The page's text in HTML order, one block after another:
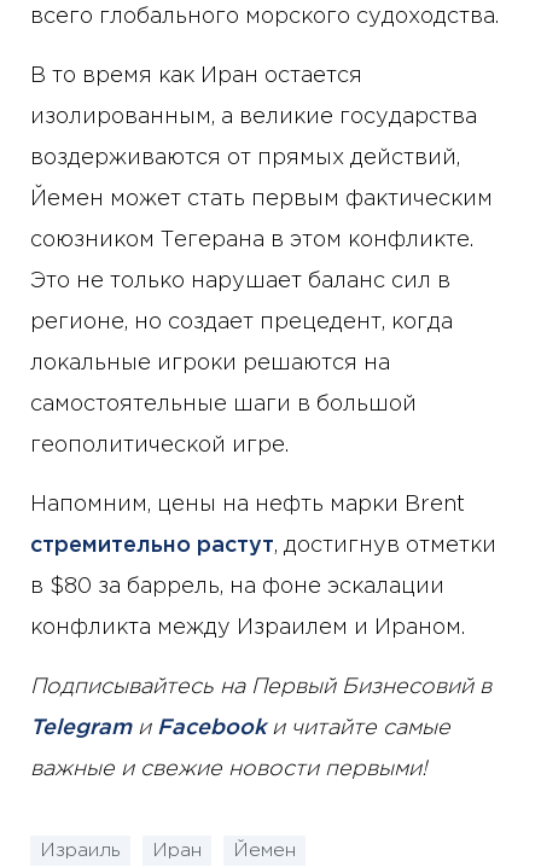
всего глобального морского судоходства.
В то время как Иран остается
изолированным, а великие государства
воздерживаются от прямых действий,
Йемен может стать первым фактическим
союзником Тегерана в этом конфликте.
Это не только нарушает баланс сил в
регионе, но создает прецедент, когда
локальные игроки решаются на
самостоятельные шаги в большой
геополитической игре.
Напомним, цены на нефть марки Brent
стремительно растут, достигнув отметки
в $80 за баррель, на фоне эскалации
конфликта между Израилем и Ираном.
Подписывайтесь на Первый Бизнесовий в
Telegramи Facebookи читайте самые
важные и свежие новости первыми!
Израиль Иран Йемен